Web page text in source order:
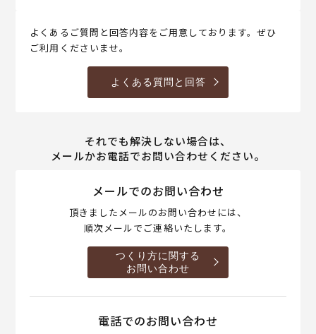
よくあるご質問と回答内容をご用意しております。ぜひ
ご利用くださいませ。
よくある質問と回答
それでも解決しない場合は、
メールかお電話でお問い合わせください。
メールでのお問い合わせ
頂きましたメールのお問い合わせには、
順次メールでご連絡いたします。
つくり方に関する
お問い合わせ
電話でのお問い合わせ